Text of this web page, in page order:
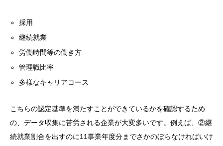
採用
継続就業
労働時間等の働き方
管理職比率
多様なキャリアコース
こちらの認定基準を満たすことができているかを確認するため
の、データ収集に苦労される企業が大変多いです。例えば、②継
続就業割合を出すのに11事業年度分までさかのぼらなければいけ